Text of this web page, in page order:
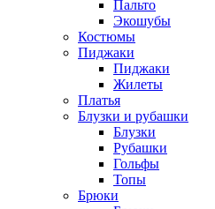
Пальто
Экошубы
Костюмы
Пиджаки
Пиджаки
Жилеты
Платья
Блузки и рубашки
Блузки
Рубашки
Гольфы
Топы
Брюки